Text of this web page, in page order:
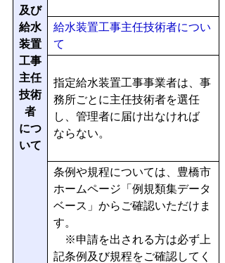
及び
給水
装置
工事
主任
技術
者
につ
いて
給水装置工事主任技術者につい
て
指定給水装置工事事業者は、事
務所ごとに主任技術者を選任
し、管理者に届け出なければ
ならない。
条例や規程については、豊橋市
ホームページ「例規類集データ
ベース」からご確認いただけま
す。
※申請を出される方は必ず上
記条例及び規程をご確認してく